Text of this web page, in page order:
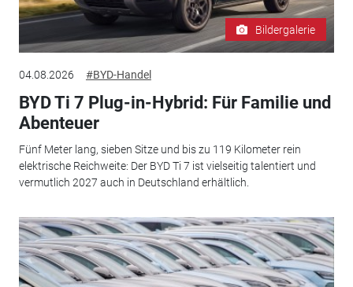
Bildergalerie
04.08.2026 #BYD-Handel
BYD Ti 7 Plug-in-Hybrid: Für Familie und
Abenteuer
Fünf Meter lang, sieben Sitze und bis zu 119 Kilometer rein
elektrische Reichweite: Der BYD Ti 7 ist vielseitig talentiert und
vermutlich 2027 auch in Deutschland erhältlich.